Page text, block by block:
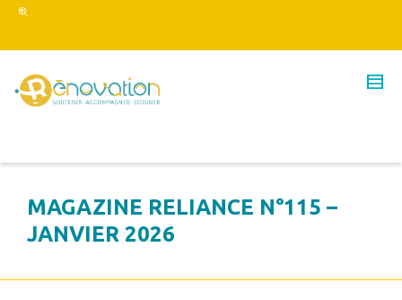
MAGAZINE RELIANCE N°115 –
JANVIER 2026